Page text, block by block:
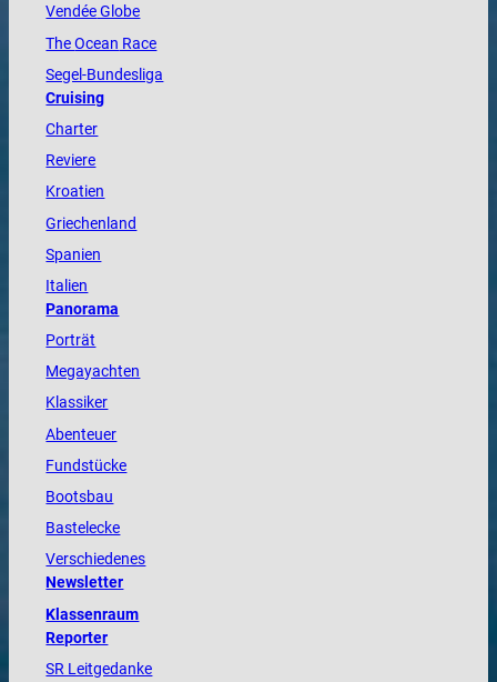
VendéeGlobe
TheOcean Race
Segel-Bundesliga
Cruising
Charter
Reviere
Kroatien
Griechenland
Spanien
Italien
Panorama
Porträt
Megayachten
Klassiker
Abenteuer
Fundstücke
Bootsbau
Bastelecke
Verschiedenes
Newsletter
Klassenraum
Reporter
SR Leitgedanke